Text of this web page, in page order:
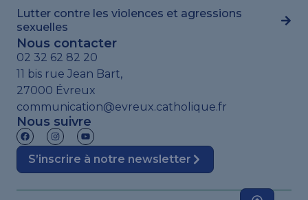
Lutter contre les violences et agressions
sexuelles
Nous contacter
02 32 62 82 20
11 bis rue Jean Bart,
27000 Évreux
communication@evreux.catholique.fr
Nous suivre
S’inscrire à notre newsletter